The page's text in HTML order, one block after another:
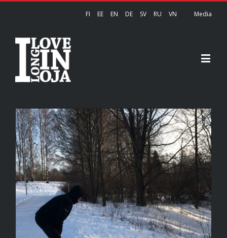
FI EE EN DE SV RU VN Media